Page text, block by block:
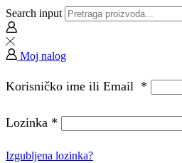
Search input
Moj nalog
Korisničko ime ili Email *
Lozinka *
Izgubljena lozinka?